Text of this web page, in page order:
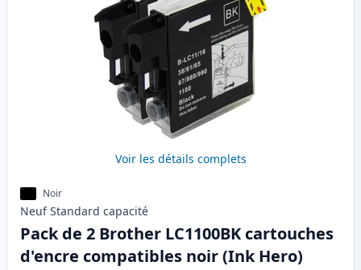
Voir les détails complets
Noir
Neuf Standard capacité
Pack de 2 Brother LC1100BK cartouches
d'encre compatibles noir (Ink Hero)